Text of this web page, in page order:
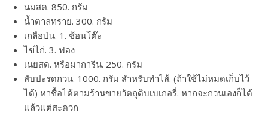
นมสด. 850. กรัม
น้ำตาลทราย. 300. กรัม
เกลือป่น. 1. ช้อนโต๊ะ
ไข่ไก่. 3. ฟอง
เนยสด. หรือมาการีน. 250. กรัม
สับปะรดกวน. 1000. กรัม สำหรับทำไส้. (ถ้าใช้ไม่หมดเก็บไว้
ได้) หาชื้อได้ตามร้านขายวัตถุดิบเบเกอรี่. หากจะกวนเองก็ได้
แล้วแต่สะดวก